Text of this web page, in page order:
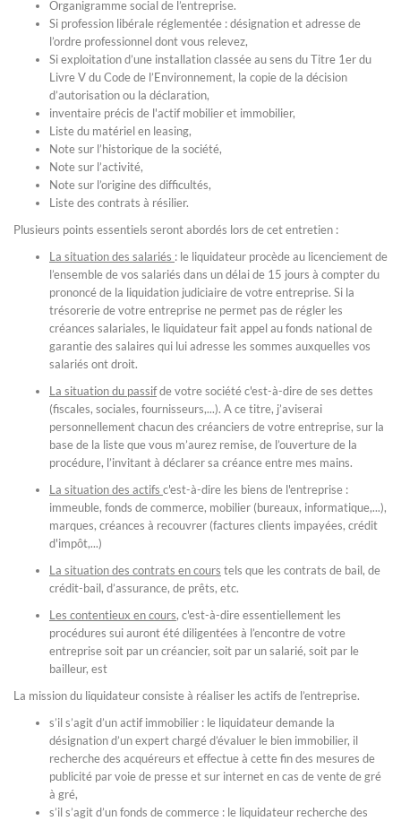
Organigramme social de l’entreprise.
Si profession libérale réglementée : désignation et adresse de
l’ordre professionnel dont vous relevez,
Si exploitation d’une installation classée au sens du Titre 1er du
Livre V du Code de l’Environnement, la copie de la décision
d’autorisation ou la déclaration,
inventaire précis de l'actif mobilier et immobilier,
Liste du matériel en leasing,
Note sur l’historique de la société,
Note sur l’activité,
Note sur l’origine des difficultés,
Liste des contrats à résilier.
Plusieurs points essentiels seront abordés lors de cet entretien :
La situation des salariés : le liquidateur procède au licenciement de
l’ensemble de vos salariés dans un délai de 15 jours à compter du
prononcé de la liquidation judiciaire de votre entreprise. Si la
trésorerie de votre entreprise ne permet pas de régler les
créances salariales, le liquidateur fait appel au fonds national de
garantie des salaires qui lui adresse les sommes auxquelles vos
salariés ont droit.
La situation du passifde votre société c'est-à-dire de ses dettes
(fiscales, sociales, fournisseurs,...). A ce titre, j’aviserai
personnellement chacun des créanciers de votre entreprise, sur la
base de la liste que vous m’aurez remise, de l’ouverture de la
procédure, l’invitant à déclarer sa créance entre mes mains.
La situation des actifs c'est-à-dire les biens de l'entreprise :
immeuble, fonds de commerce, mobilier (bureaux, informatique,...),
marques, créances à recouvrer (factures clients impayées, crédit
d'impôt,...)
La situation des contrats en cours tels que les contrats de bail, de
crédit-bail, d’assurance, de prêts, etc.
Les contentieux en cours, c'est-à-dire essentiellement les
procédures sui auront été diligentées à l’encontre de votre
entreprise soit par un créancier, soit par un salarié, soit par le
bailleur, est
La mission du liquidateur consiste à réaliser les actifs de l’entreprise.
s’il s’agit d’un actif immobilier : le liquidateur demande la
désignation d’un expert chargé d’évaluer le bien immobilier, il
recherche des acquéreurs et effectue à cette fin des mesures de
publicité par voie de presse et sur internet en cas de vente de gré
à gré,
s’il s’agit d’un fonds de commerce : le liquidateur recherche des